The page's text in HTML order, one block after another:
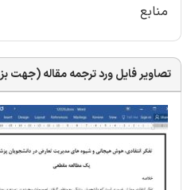
منابع
تصاویر فایل ورد ترجمه مقاله (جهت